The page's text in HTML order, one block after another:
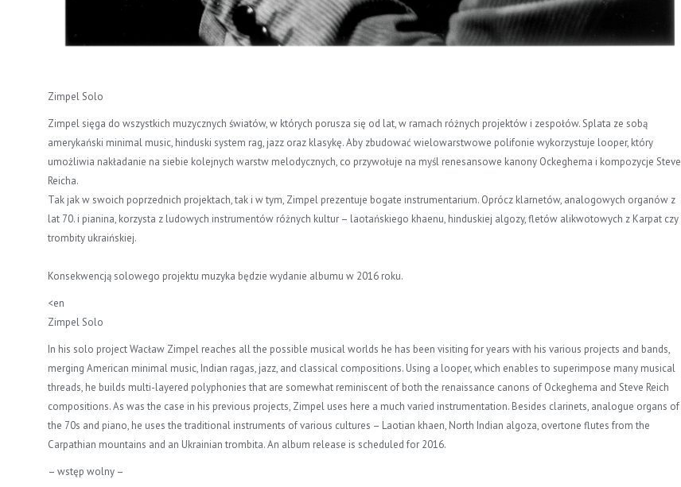
Zimpel Solo
Zimpel sięga do wszystkich muzycznych światów, w których porusza się od lat, w ramach różnych projektów i zespołów. Splata ze sobą
amerykański minimal music, hinduski system rag, jazz oraz klasykę. Aby zbudować wielowarstwowe polifonie wykorzystuje looper, który
umożliwia nakładanie na siebie kolejnych warstw melodycznych, co przywołuje na myśl renesansowe kanony Ockeghema i kompozycje Steve
Reicha.
Tak jak w swoich poprzednich projektach, tak i w tym, Zimpel prezentuje bogate instrumentarium. Oprócz klarnetów, analogowych organów z
lat 70. i pianina, korzysta z ludowych instrumentów różnych kultur – laotańskiego khaenu, hinduskiej algozy, fletów alikwotowych z Karpat czy
trombity ukraińskiej.
Konsekwencją solowego projektu muzyka będzie wydanie albumu w 2016 roku.
<en
Zimpel Solo
In his solo project Wacław Zimpel reaches all the possible musical worlds he has been visiting for years with his various projects and bands,
merging American minimal music, Indian ragas, jazz, and classical compositions. Using a looper, which enables to superimpose many musical
threads, he builds multi-layered polyphonies that are somewhat reminiscent of both the renaissance canons of Ockeghema and Steve Reich
compositions. As was the case in his previous projects, Zimpel uses here a much varied instrumentation. Besides clarinets, analogue organs of
the 70s and piano, he uses the traditional instruments of various cultures – Laotian khaen, North Indian algoza, overtone flutes from the
Carpathian mountains and an Ukrainian trombita. An album release is scheduled for 2016.
– wstęp wolny –